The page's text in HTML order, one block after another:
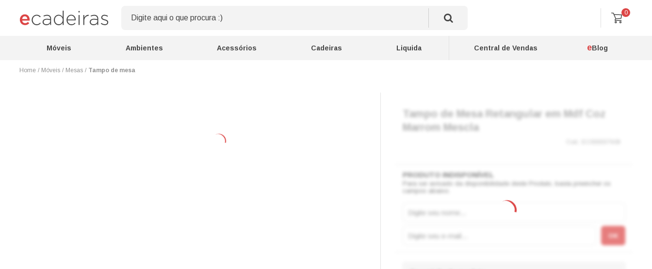
0
Móveis Ambientes Acessórios Cadeiras Liquida Central de Vendas eBlog
Móveis Mesas Tampo de mesa
Tampo de Mesa Retangular em Mdf Coz
Marrom Mescla
Para ser avisado da disponibilidade deste Produto, basta preencher os
campos abaixo.